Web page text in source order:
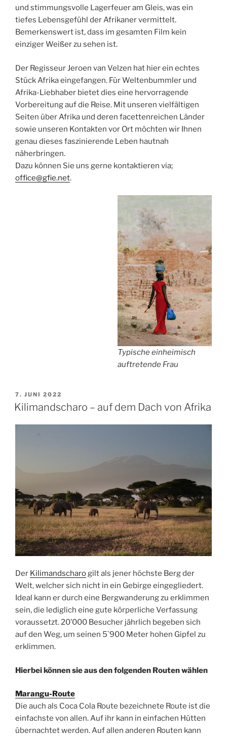
und stimmungsvolle Lagerfeuer am Gleis, was ein
tiefes Lebensgefühl der Afrikaner vermittelt.
Bemerkenswert ist, dass im gesamten Film kein
einziger Weißer zu sehen ist.
Der Regisseur Jeroen van Velzen hat hier ein echtes
Stück Afrika eingefangen. Für Weltenbummler und
Afrika-Liebhaber bietet dies eine hervorragende
Vorbereitung auf die Reise. Mit unseren vielfältigen
Seiten über Afrika und deren facettenreichen Länder
sowie unseren Kontakten vor Ort möchten wir Ihnen
genau dieses faszinierende Leben hautnah
näherbringen.
Dazu können Sie uns gerne kontaktieren via;
office@gfie.net.
Typische einheimisch
auftretende Frau
VERÖFFENTLICHT
AM
7. JUNI 2022
Kilimandscharo – auf dem Dach von Afrika
Der Kilimandscharogilt als jener höchste Berg der
Welt, welcher sich nicht in ein Gebirge eingegliedert.
Ideal kann er durch eine Bergwanderung zu erklimmen
sein, die lediglich eine gute körperliche Verfassung
voraussetzt. 20’000 Besucher jährlich begeben sich
auf den Weg, um seinen 5`900 Meter hohen Gipfel zu
erklimmen.
Hierbei können sie aus den folgenden Routen wählen
Marangu-Route
Die auch als Coca Cola Route bezeichnete Route ist die
einfachste von allen. Auf ihr kann in einfachen Hütten
übernachtet werden. Auf allen anderen Routen kann